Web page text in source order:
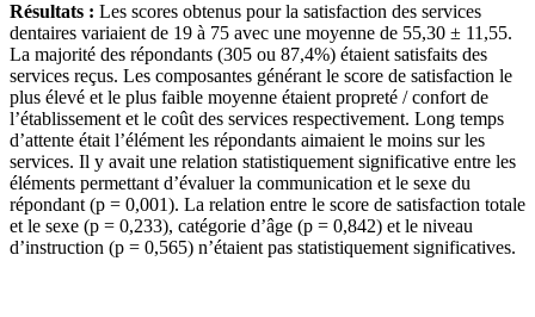
Résultats : Les scores obtenus pour la satisfaction des services
dentaires variaient de 19 à 75 avec une moyenne de 55,30 ± 11,55.
La majorité des répondants (305 ou 87,4%) étaient satisfaits des
services reçus. Les composantes générant le score de satisfaction le
plus élevé et le plus faible moyenne étaient propreté / confort de
l’établissement et le coût des services respectivement. Long temps
d’attente était l’élément les répondants aimaient le moins sur les
services. Il y avait une relation statistiquement significative entre les
éléments permettant d’évaluer la communication et le sexe du
répondant (p = 0,001). La relation entre le score de satisfaction totale
et le sexe (p = 0,233), catégorie d’âge (p = 0,842) et le niveau
d’instruction (p = 0,565) n’étaient pas statistiquement significatives.